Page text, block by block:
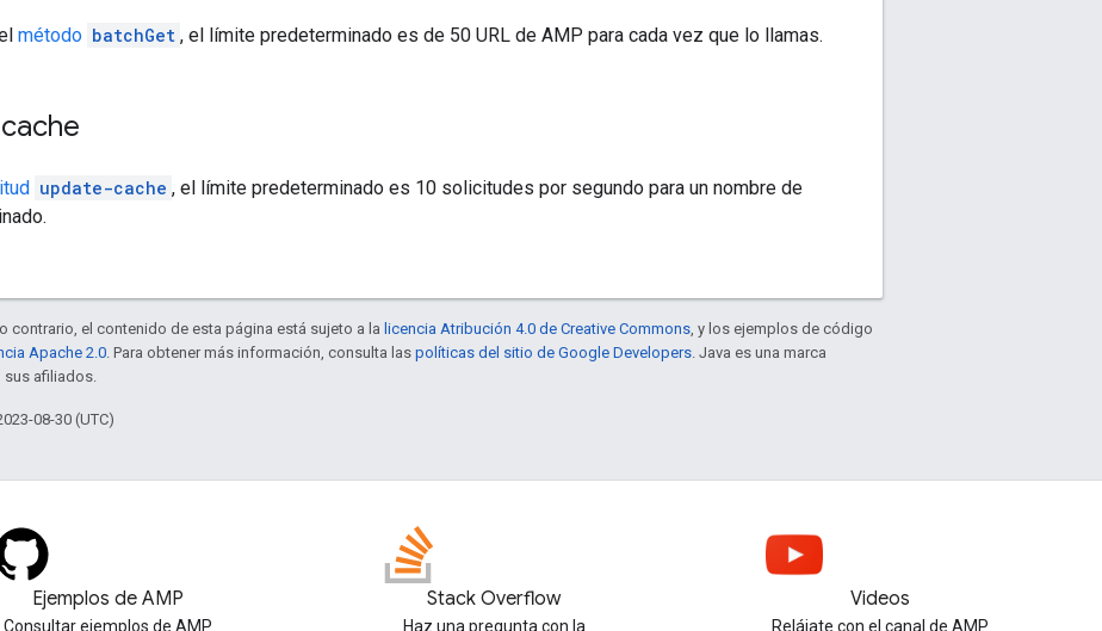
método batchGet , el límite predeterminado es de 50 URL de AMP para cada vez que lo llamas.
update-cache , el límite predeterminado es 10 solicitudes por segundo para un nombre de
contrario, el contenido de esta página está sujeto a la licencia Atribución 4.0 de Creative Commons , y los ejemplos de código
Apache 2.0 . Para obtener más información, consulta las políticas del sitio de Google Developers . Java es una marca
afiliados.
08-30 (UTC)
Ejemplos de AMP
Consultar ejemplos de AMP
Stack Overflow
Haz una pregunta con la
Videos
Relájate con el canal de AMP